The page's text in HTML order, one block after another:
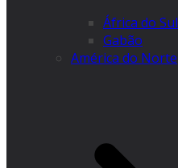
África do Sul
Gabão
América do Norte